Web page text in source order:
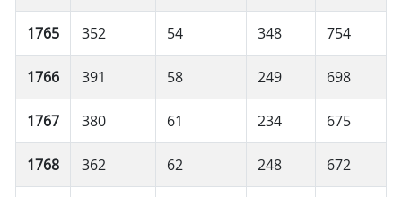
1765 352 54 348 754
1766 391 58 249 698
1767 380 61 234 675
1768 362 62 248 672